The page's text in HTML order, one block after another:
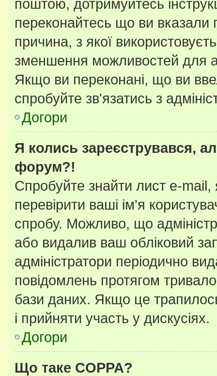
поштою, дотримуйтесь
переконайтесь що ви
причина, з якої
зменшення можливостей для
Якщо ви переконані, що ви
спробуйте зв'язатись з
Догори
Я колись зареєструвався,
форум?!
Спробуйте знайти лист e-mail,
перевірити ваші ім'я
спробу. Можливо, що
або видалив ваш обліковий
адміністратори періодично
повідомлень протягом
бази даних. Якщо це
і прийняти участь у дискусіях.
Догори
Що таке COPPA?